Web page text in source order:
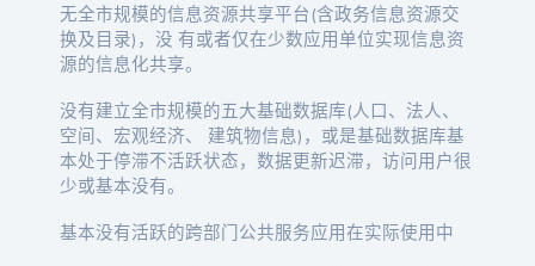
无全市规模的信息资源共享平台(含政务信息资源交
换及目录)，没 有或者仅在少数应用单位实现信息资
源的信息化共享。
没有建立全市规模的五大基础数据库(人口、法人、
空间、宏观经济、 建筑物信息)，或是基础数据库基
本处于停滞不活跃状态，数据更新迟滞，访问用户很
少或基本没有。
基本没有活跃的跨部门公共服务应用在实际使用中